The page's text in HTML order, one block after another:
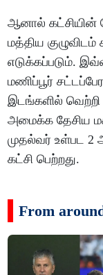
ஆனால் கட்சியின்
மத்திய குழுவிடம்
எடுக்கப்படும்.
மணிப்பூர்
இடங்களில் வெற்றி
அமைக்க தேசிய
முதல்வர் உள்பட
கட்சி பெற்றது.
From